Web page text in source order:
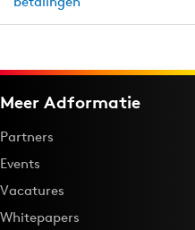
Meer Adformatie
Partners
Events
Vacatures
Whitepapers